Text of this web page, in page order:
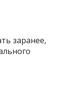
заранее,